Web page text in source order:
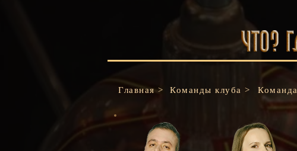
Главная > Команды клуба > Команда